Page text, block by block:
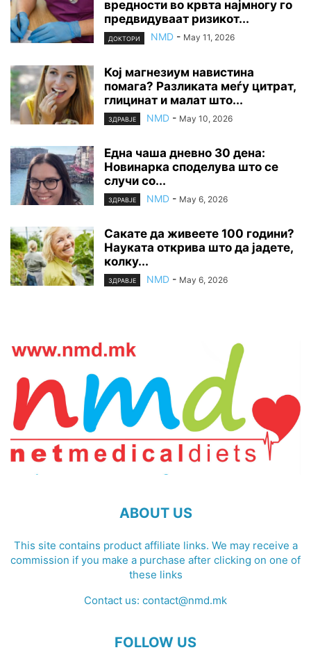
вредности во крвта најмногу го
предвидуваат ризикот...
ДОКТОРИ NMD - May 11, 2026
Кој магнезиум навистина
помага? Разликата меѓу цитрат,
глицинат и малат што...
ЗДРАВЈЕ NMD - May 10, 2026
Една чаша дневно 30 дена:
Новинарка споделува што се
случи со...
ЗДРАВЈЕ NMD - May 6, 2026
Сакате да живеете 100 години?
Науката открива што да јадете,
колку...
ЗДРАВЈЕ NMD - May 6, 2026
ABOUT US
This site contains product affiliate links. We may receive a
commission if you make a purchase after clicking on one of
these links
Contact us: contact@nmd.mk
FOLLOW US